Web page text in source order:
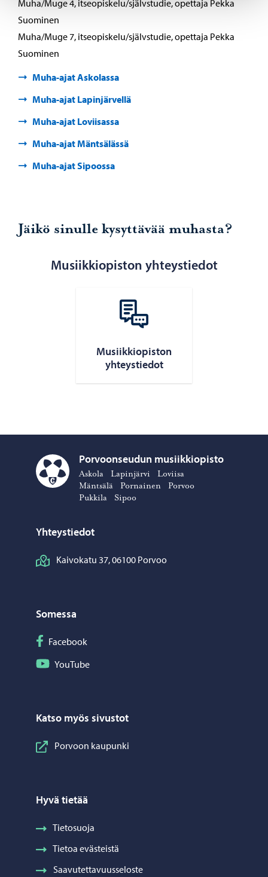
Muha/Muge 4, itseopiskelu/självstudie, opettaja Pekka
Suominen
Muha/Muge 7, itseopiskelu/självstudie, opettaja Pekka
Suominen
Muha-ajat Askolassa
Muha-ajat Lapinjärvellä
Muha-ajat Loviisassa
Muha-ajat Mäntsälässä
Muha-ajat Sipoossa
Jäikö sinulle kysyttävää muhasta?
Musiikkiopiston yhteystiedot
Musiikkiopiston
yhteystiedot
Porvoonseudun musiikkiopisto – Siirry kotisivulle
Porvoonseudun musiikkiopisto
Askola Lapinjärvi
Loviisa
Mäntsälä
Pornainen
Porvoo
Pukkila
Sipoo
Yhteystiedot
Kaivokatu 37, 06100 Porvoo
Somessa
Seuraa Facebook
Facebook
Seuraa YouTube
YouTube
Katso myös sivustot
Porvoon kaupunki
Hyvä tietää
Tietosuoja
Tietoa evästeistä
Saavutettavuusseloste